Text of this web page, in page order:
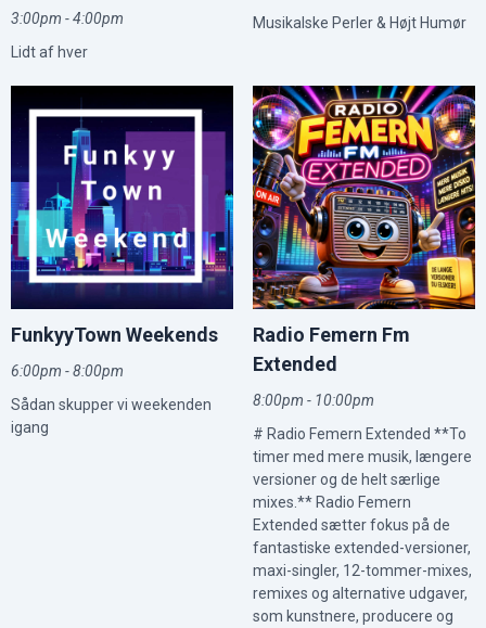
3:00pm - 4:00pm
Lidt af hver
Musikalske Perler & Højt Humør
FunkyyTown Weekends
6:00pm - 8:00pm
Sådan skupper vi weekenden
igang
Radio Femern Fm
Extended
8:00pm - 10:00pm
# Radio Femern Extended **To
timer med mere musik, længere
versioner og de helt særlige
mixes.** Radio Femern
Extended sætter fokus på de
fantastiske extended-versioner,
maxi-singler, 12-tommer-mixes,
remixes og alternative udgaver,
som kunstnere, producere og